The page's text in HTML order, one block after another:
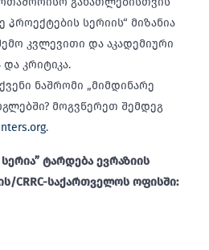
პროექტების სერიის“ მიზანია
კვლევითი და აკადემიური
კრიტიკა.
ნაშრომი „მიმდინარე
მოგვწერეთ შემდეგ
.
ტარდება ევრაზიის
CRRC-საქართველოს ოფისში: